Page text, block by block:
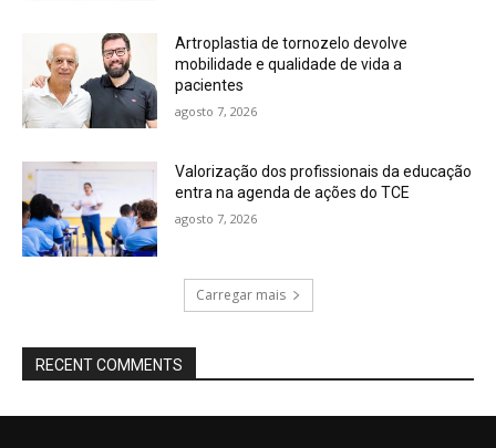
Artroplastia de tornozelo devolve
mobilidade e qualidade de vida a
pacientes
agosto 7, 2026
Valorização dos profissionais da educação
entra na agenda de ações do TCE
agosto 7, 2026
Carregar mais
RECENT COMMENTS